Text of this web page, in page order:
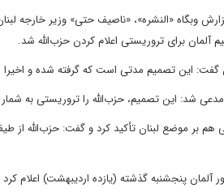
آلمان برای تروریستی اعلام کردن حزب‌الله شد.
گفت: این تصمیم مدتی است که گرفته شده و
شد: این تصمیم، حزب‌الله را تروریستی به شمار
بر موضع لبنان تأکید کرد و گفت: حزب‌الله از
آلمان پنجشنبه گذشته (یازده اردیبهشت) اعلام